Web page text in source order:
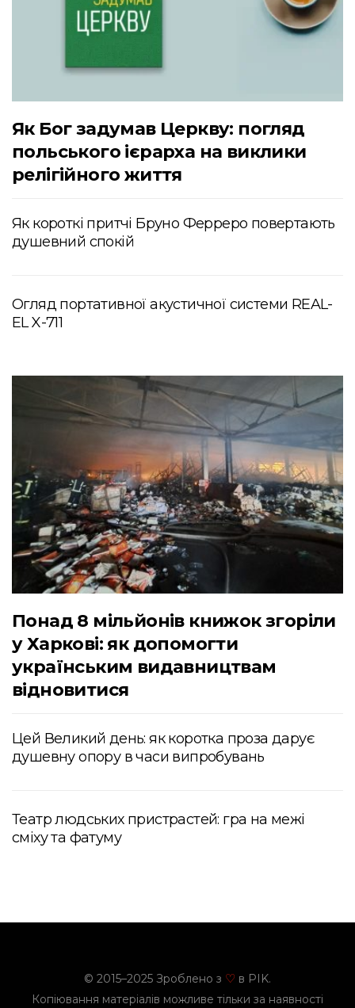
Як Бог задумав Церкву: погляд
польського ієрарха на виклики
релігійного життя
Як короткі притчі Бруно Ферреро повертають
душевний спокій
Огляд портативної акустичної системи REAL-
EL X-711
Понад 8 мільйонів книжок згоріли
у Харкові: як допомогти
українським видавництвам
відновитися
Цей Великий день: як коротка проза дарує
душевну опору в часи випробувань
Театр людських пристрастей: гра на межі
сміху та фатуму
© 2015–2025 Зроблено з ♡ в PIK.
Копіювання матеріалів можливе тільки за наявності